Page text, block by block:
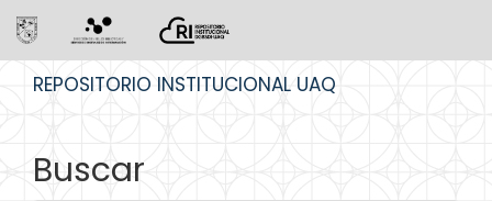
REPOSITORIO INSTITUCIONAL UAQ
Buscar